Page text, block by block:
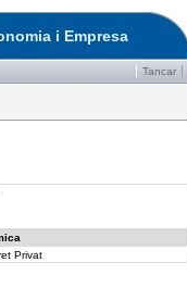
i Empresa
Tancar
Privat